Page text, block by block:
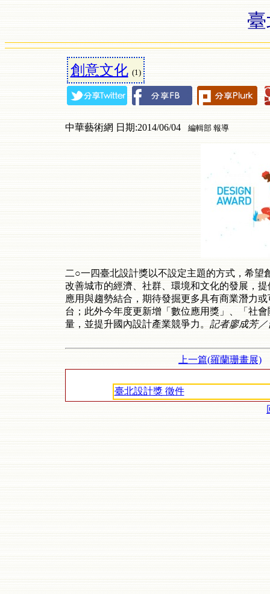
創意文化 (1)
中華藝術網 日期:2014/06/04 編輯部 報導
二○一四臺北設計獎以不設定主題的方式，希
改善城市的經濟、社群、環境和文化的發展，
應用與趨勢結合，期待發掘更多具有商業潛力
台；此外今年度更新增「數位應用獎」、「社
量，並提升國內設計產業競爭力。 記者廖成芳
上一篇(羅蘭珊畫展)
臺北設計獎 徵件